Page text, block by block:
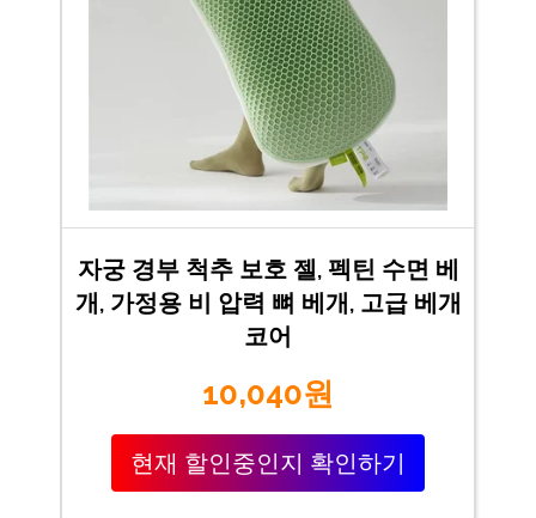
자궁 경부 척추 보호 젤, 펙틴 수면 베
개, 가정용 비 압력 뼈 베개, 고급 베개
코어
10,040원
현재 할인중인지 확인하기